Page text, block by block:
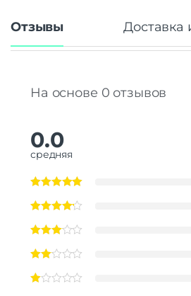
Отзывы Доставка
На основе 0 отзывов
0.0
средняя